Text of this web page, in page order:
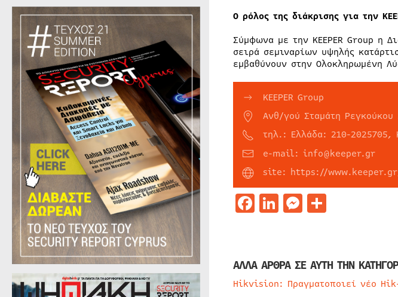
Ο ρόλος της διάκρισης για την
Σύμφωνα με την KEEPER Group η
σειρά σεμιναρίων υψηλής
εμβαθύνουν στην Ολοκληρωμένη
KEEPER Group
Ανθ/γού Σταμάτη
τηλ.: Ελλάδα: 210-2025705,
e-mail: info@keeper.gr
site: https://
Facebook
LinkedIn
Messenger
ΑΛΛΑ ΑΡΘΡΑ ΣΕ ΑΥΤΗ ΤΗΝ
Hikvision: Πραγματοποιεί νέο